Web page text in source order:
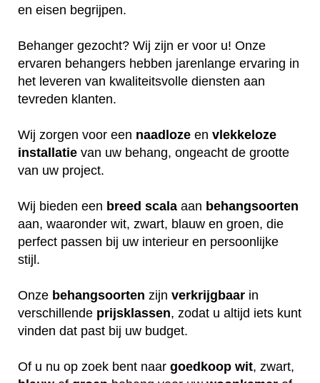
en eisen begrijpen.
Behanger gezocht? Wij zijn er voor u! Onze
ervaren behangers hebben jarenlange ervaring in
het leveren van kwaliteitsvolle diensten aan
tevreden klanten.
Wij zorgen voor een naadloze en vlekkeloze
installatie van uw behang, ongeacht de grootte
van uw project.
Wij bieden een breed scala aan behangsoorten
aan, waaronder wit, zwart, blauw en groen, die
perfect passen bij uw interieur en persoonlijke
stijl.
Onze behangsoorten zijn verkrijgbaar in
verschillende prijsklassen, zodat u altijd iets kunt
vinden dat past bij uw budget.
Of u nu op zoek bent naar goedkoop wit, zwart,